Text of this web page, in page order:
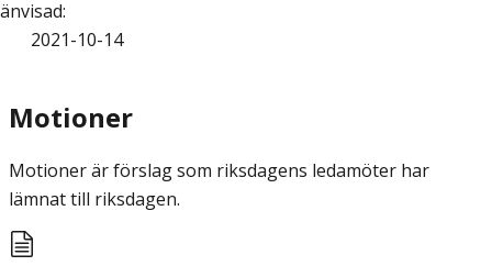
:
2021-10-14
Motioner
Motioner är förslag som riksdagens ledamöter har
lämnat till riksdagen.